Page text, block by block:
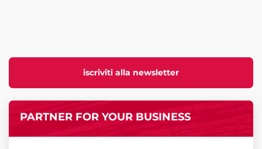
iscriviti alla newsletter
PARTNER FOR YOUR BUSINESS